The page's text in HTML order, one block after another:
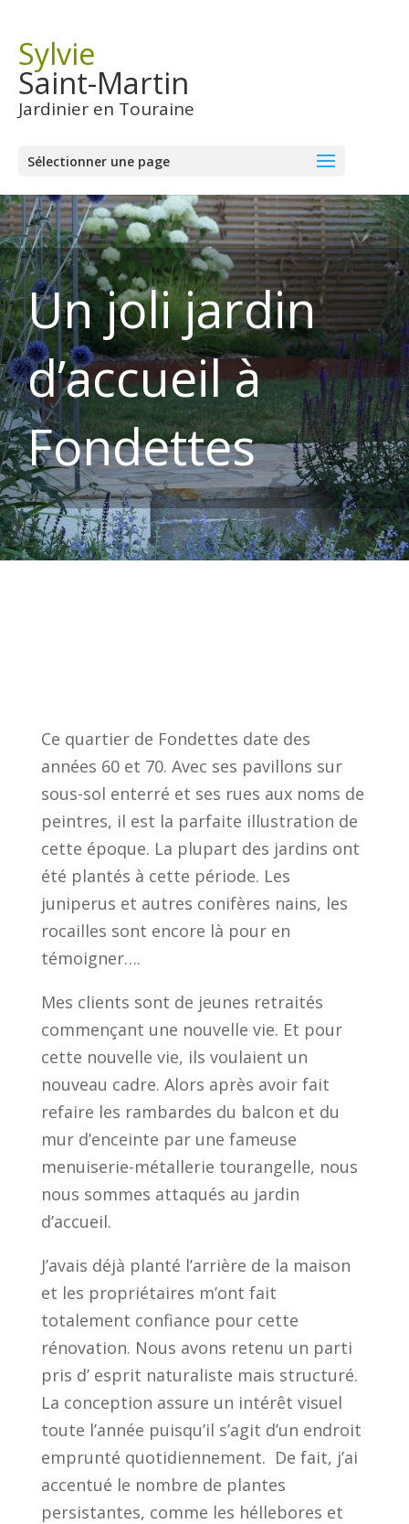
Sylvie
Saint-Martin
Jardinier en Touraine
Sélectionner une page
Un joli jardin
d’accueil à
Fondettes
Ce quartier de Fondettes date des
années 60 et 70. Avec ses pavillons sur
sous-sol enterré et ses rues aux noms de
peintres, il est la parfaite illustration de
cette époque. La plupart des jardins ont
été plantés à cette période. Les
juniperus et autres conifères nains, les
rocailles sont encore là pour en
témoigner….
Mes clients sont de jeunes retraités
commençant une nouvelle vie. Et pour
cette nouvelle vie, ils voulaient un
nouveau cadre. Alors après avoir fait
refaire les rambardes du balcon et du
mur d’enceinte par une fameuse
menuiserie-métallerie tourangelle, nous
nous sommes attaqués au jardin
d’accueil.
J’avais déjà planté l’arrière de la maison
et les propriétaires m’ont fait
totalement confiance pour cette
rénovation. Nous avons retenu un parti
pris d’ esprit naturaliste mais structuré.
La conception assure un intérêt visuel
toute l’année puisqu’il s’agit d’un endroit
emprunté quotidiennement. De fait, j’ai
accentué le nombre de plantes
persistantes, comme les héllebores et